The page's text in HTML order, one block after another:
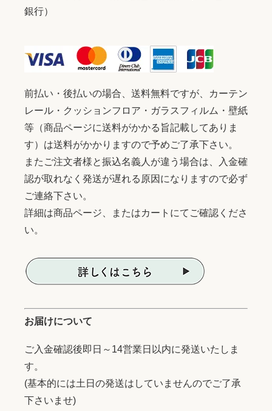
銀行）
前払い・後払いの場合、送料無料ですが、カーテン
レール・クッションフロア・ガラスフィルム・壁紙
等（商品ページに送料がかかる旨記載してありま
す）は送料がかかりますので予めご了承下さい。
またご注文者様と振込名義人が違う場合は、入金確
認が取れなく発送が遅れる原因になりますので必ず
ご連絡下さい。
詳細は商品ページ、またはカートにてご確認くださ
い。
お届けについて
ご入金確認後即日～14営業日以内に発送いたしま
す。
(基本的には土日の発送はしていませんのでご了承
下さいませ)